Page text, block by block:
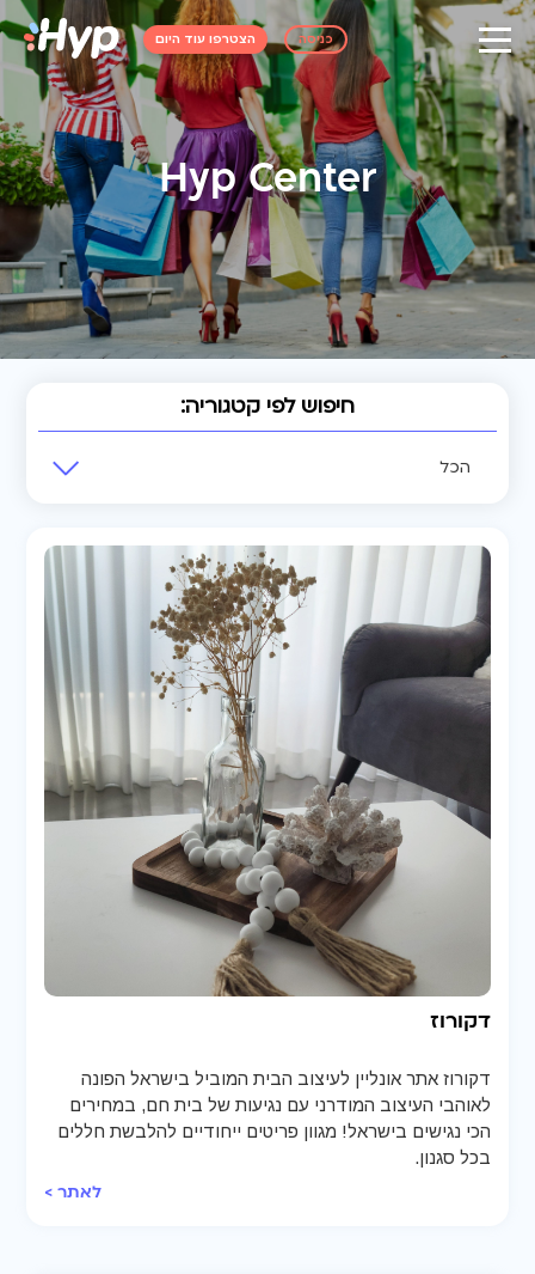
כניסה הצטרפו עוד היום
Hyp Center
חיפוש לפי קטגוריה:
הכל
דקורוז
דקורוז אתר אונליין לעיצוב הבית המוביל בישראל הפונה
לאוהבי העיצוב המודרני עם נגיעות של בית חם, במחירים
הכי נגישים בישראל! מגוון פריטים ייחודיים להלבשת חללים
בכל סגנון.
לאתר >